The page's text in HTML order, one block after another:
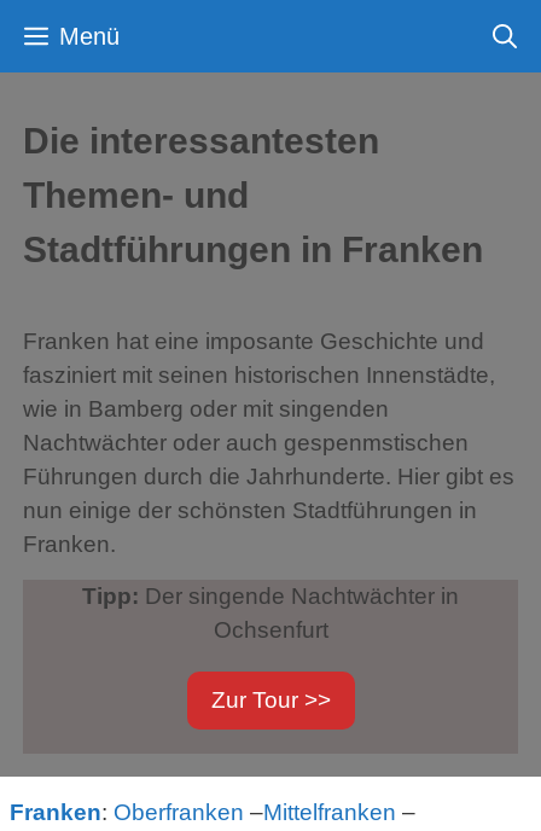
Inhalt Menü
Die interessantesten
Themen- und
Stadtführungen in Franken
Franken hat eine imposante Geschichte und
fasziniert mit seinen historischen Innenstädte,
wie in Bamberg oder mit singenden
Nachtwächter oder auch gespenmstischen
Führungen durch die Jahrhunderte. Hier gibt es
nun einige der schönsten Stadtführungen in
Franken.
Tipp: Der singende Nachtwächter in
Ochsenfurt
Zur Tour >>
Franken: Oberfranken –Mittelfranken –